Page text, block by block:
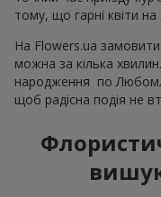
тому, що гарні квіти
На Flowers.ua
можна за кілька
народження по
щоб радісна подія не